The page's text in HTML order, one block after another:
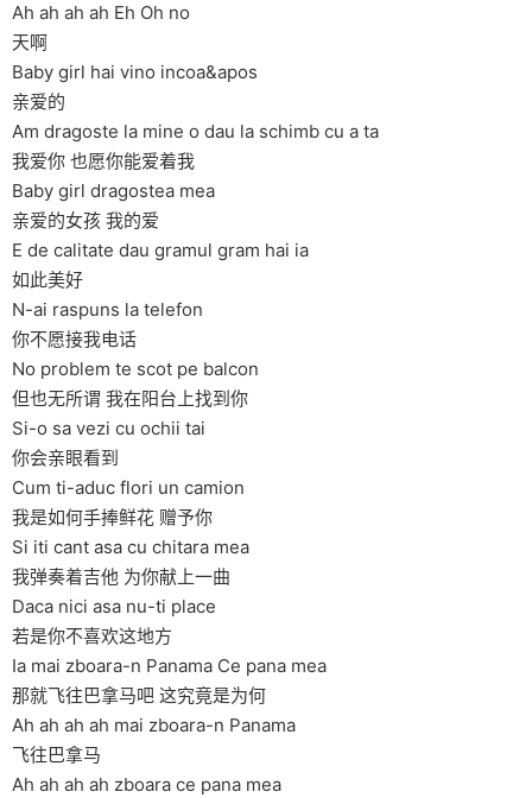
Ah ah ah ah Eh Oh no
天啊
Baby girl hai vino incoa&apos
亲爱的
Am dragoste la mine o dau la schimb cu a ta
我爱你 也愿你能爱着我
Baby girl dragostea mea
亲爱的女孩 我的爱
E de calitate dau gramul gram hai ia
如此美好
N-ai raspuns la telefon
你不愿接我电话
No problem te scot pe balcon
但也无所谓 我在阳台上找到你
Si-o sa vezi cu ochii tai
你会亲眼看到
Cum ti-aduc flori un camion
我是如何手捧鲜花 赠予你
Si iti cant asa cu chitara mea
我弹奏着吉他 为你献上一曲
Daca nici asa nu-ti place
若是你不喜欢这地方
Ia mai zboara-n Panama Ce pana mea
那就飞往巴拿马吧 这究竟是为何
Ah ah ah ah mai zboara-n Panama
飞往巴拿马
Ah ah ah ah zboara ce pana mea